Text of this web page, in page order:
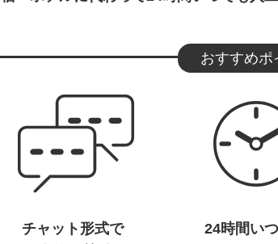
おすすめポ
チャット形式で
24時間い